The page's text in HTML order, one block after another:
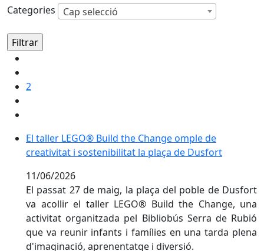
Categories Cap selecció
2
El taller LEGO® Build the Change omple de
El taller LEGO® Build the Change omple de
creativitat i sostenibilitat la plaça de Dusfort
11/06/2026
El passat 27 de maig, la plaça del poble de Dusfort
va acollir el taller LEGO® Build the Change, una
activitat organitzada pel Bibliobús Serra de Rubió
que va reunir infants i famílies en una tarda plena
d'imaginació, aprenentatge i diversió.